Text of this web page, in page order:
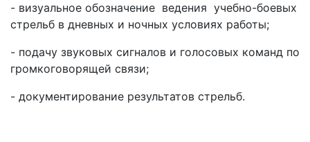
- визуальное обозначение ведения учебно-боевых
стрельб в дневных и ночных условиях работы;
- подачу звуковых сигналов и голосовых команд по
громкоговорящей связи;
- документирование результатов стрельб.